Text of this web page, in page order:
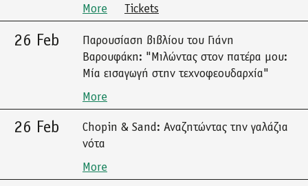
More
Tickets
26 Feb
Παρουσίαση βιβλίου του Γιάνη
Βαρουφάκη: "Μιλώντας στον πατέρα μου:
Μία εισαγωγή στην τεχνοφεουδαρχία"
More
26 Feb
Chopin & Sand: Αναζητώντας την γαλάζια
νότα
More